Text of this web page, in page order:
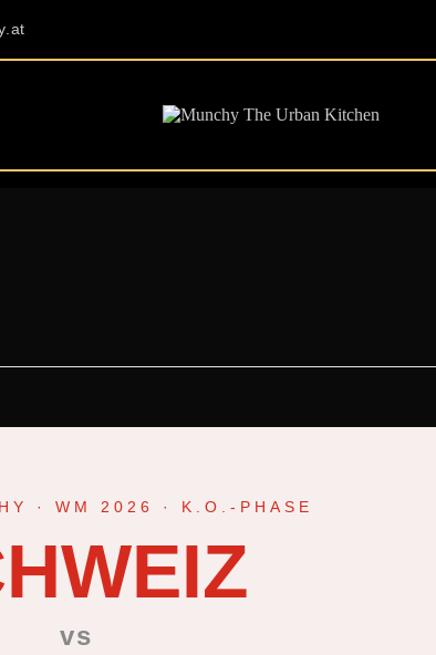
AFTER WORK
GALERIE
· WM 2026 · K.O.-PHASE
vs